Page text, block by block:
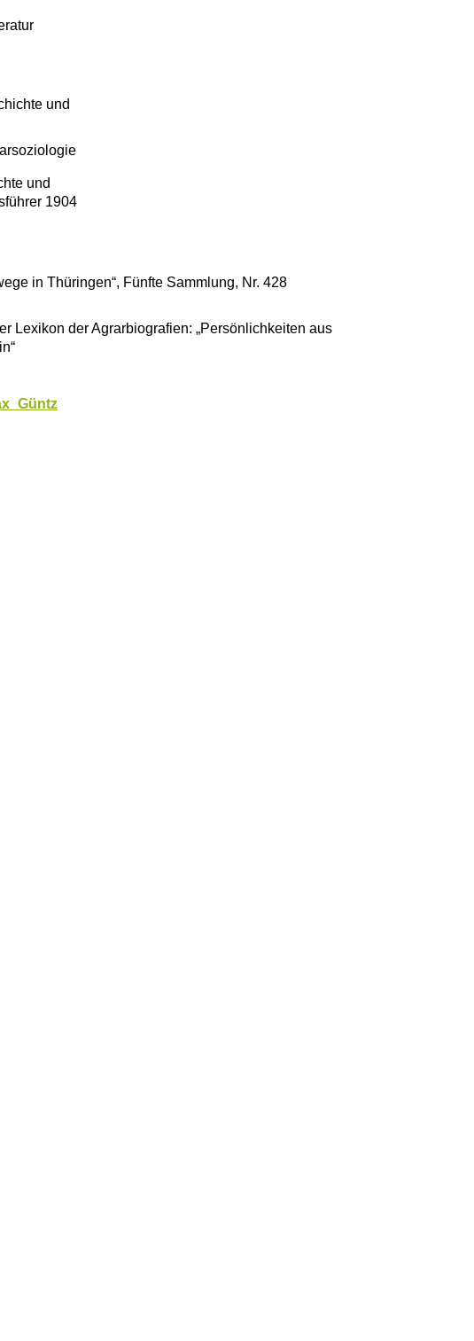
und
und
1904
in Thüringen“, Fünfte Sammlung, Nr. 428
Lexikon der Agrarbiografien: „Persönlichkeiten aus